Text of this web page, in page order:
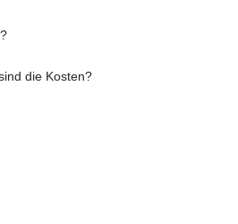
die Kosten?